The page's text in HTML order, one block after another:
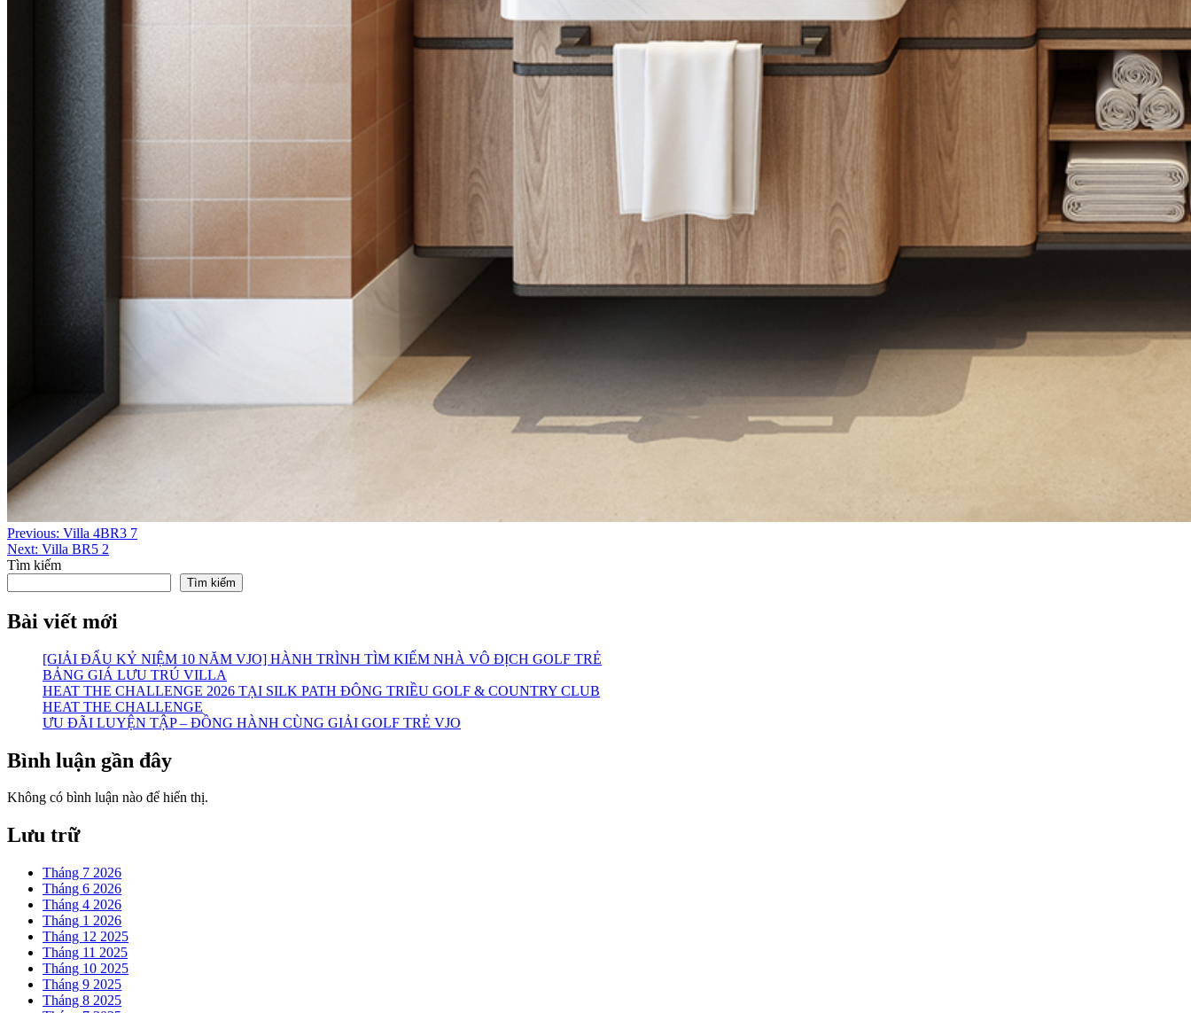
Điều
hướng
viết
Previous: Villa 4BR3 7
Next: Villa BR5 2
Tìm kiếm
Tìm kiếm
Bài viết mới
[GIẢI ĐẤU KỶ NIỆM 10 NĂM VJO] HÀNH TRÌNH TÌM KIẾM NHÀ VÔ ĐỊCH GOLF TRẺ
BẢNG GIÁ LƯU TRÚ VILLA
HEAT THE CHALLENGE 2026 TẠI SILK PATH ĐÔNG TRIỀU GOLF & COUNTRY CLUB
HEAT THE CHALLENGE
ƯU ĐÃI LUYỆN TẬP – ĐỒNG HÀNH CÙNG GIẢI GOLF TRẺ VJO
Bình luận gần đây
Không có bình luận nào để hiển thị.
Lưu trữ
Tháng 7 2026
Tháng 6 2026
Tháng 4 2026
Tháng 1 2026
Tháng 12 2025
Tháng 11 2025
Tháng 10 2025
Tháng 9 2025
Tháng 8 2025